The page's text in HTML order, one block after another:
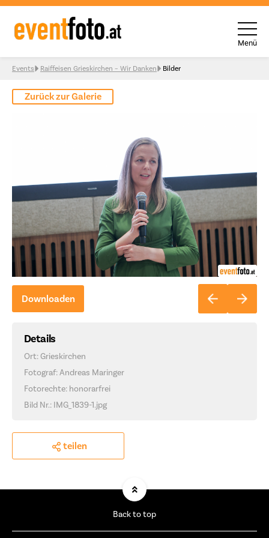
Skip to content
Menü
Events Raiffeisen Grieskirchen – Wir Danken Bilder
Zurück zur Galerie
Downloaden
Details
Ort: Grieskirchen
Fotograf: Andreas Maringer
Fotorechte: honorarfrei
Bild Nr.: IMG_1839-1.jpg
teilen
Back to top